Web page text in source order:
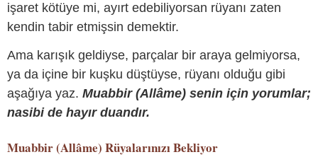
işaret kötüye mi, ayırt edebiliyorsan rüyanı zaten
kendin tabir etmişsin demektir.
Ama karışık geldiyse, parçalar bir araya gelmiyorsa,
ya da içine bir kuşku düştüyse, rüyanı olduğu gibi
aşağıya yaz. Muabbir (Allâme) senin için yorumlar;
nasibi de hayır duandır.
Muabbir (Allâme) Rüyalarınızı Bekliyor